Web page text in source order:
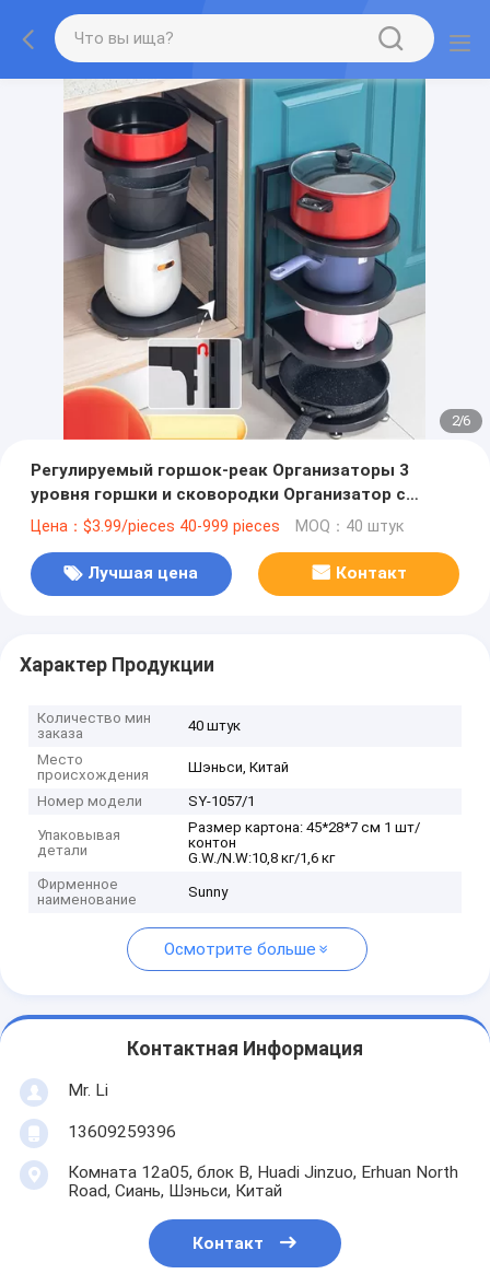
2/6
Регулируемый горшок-реак Организаторы 3
уровня горшки и сковородки Организатор с
индивидуальным логотипом
Цена：$3.99/pieces 40-999 pieces MOQ：40 штук
Лучшая цена Контакт
Характер Продукции
Количество мин
заказа
40 штук
Место
происхождения
Шэньси, Китай
Номер модели SY-1057/1
Упаковывая
детали
Размер картона: 45*28*7 см 1 шт/
контон
G.W./N.W:10,8 кг/1,6 кг
Фирменное
наименование
Sunny
Осмотрите больше
Контактная Информация
Mr. Li
13609259396
Комната 12a05, блок B, Huadi Jinzuo, Erhuan North
Road, Сиань, Шэньси, Китай
Контакт